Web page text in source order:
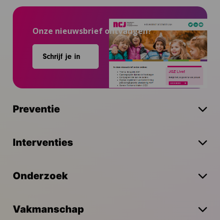
Onze nieuwsbrief ontvangen?
Schrijf je in
Preventie
Interventies
Onderzoek
Vakmanschap